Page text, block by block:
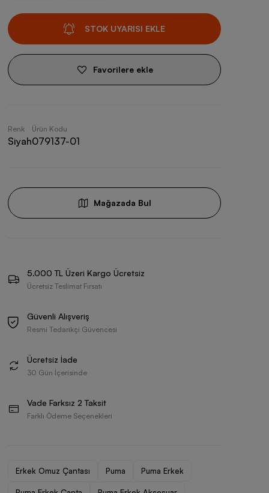
STOK UYARISI EKLE
Favorilere ekle
Renk
Siyah
Ürün Kodu
079137-01
Mağazada Bul
5.000 TL Üzeri Kargo Ücretsiz
Ücretsiz Teslimat Fırsatı
Güvenli Alışveriş
Resmi Tedarikçi Güvencesi
Ücretsiz İade
30 Gün İçerisinde
Vade Farksız 2 Taksit
Farklı Ödeme Seçenekleri
Erkek Omuz Çantası Puma Puma Erkek